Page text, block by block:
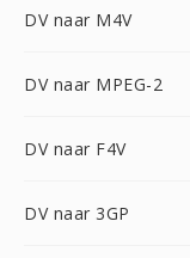
DV naar M4V
DV naar MPEG-2
DV naar F4V
DV naar 3GP